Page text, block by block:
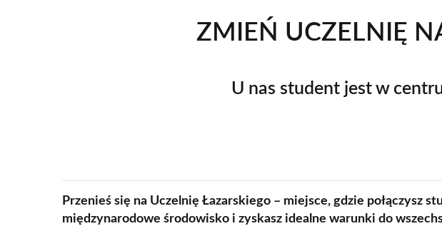
ZMIEŃ UCZELNIĘ
U nas student jest w
Przenieś się na Uczelnię Łazarskiego – miejsce, gdzie połączysz
międzynarodowe środowisko i zyskasz idealne warunki do